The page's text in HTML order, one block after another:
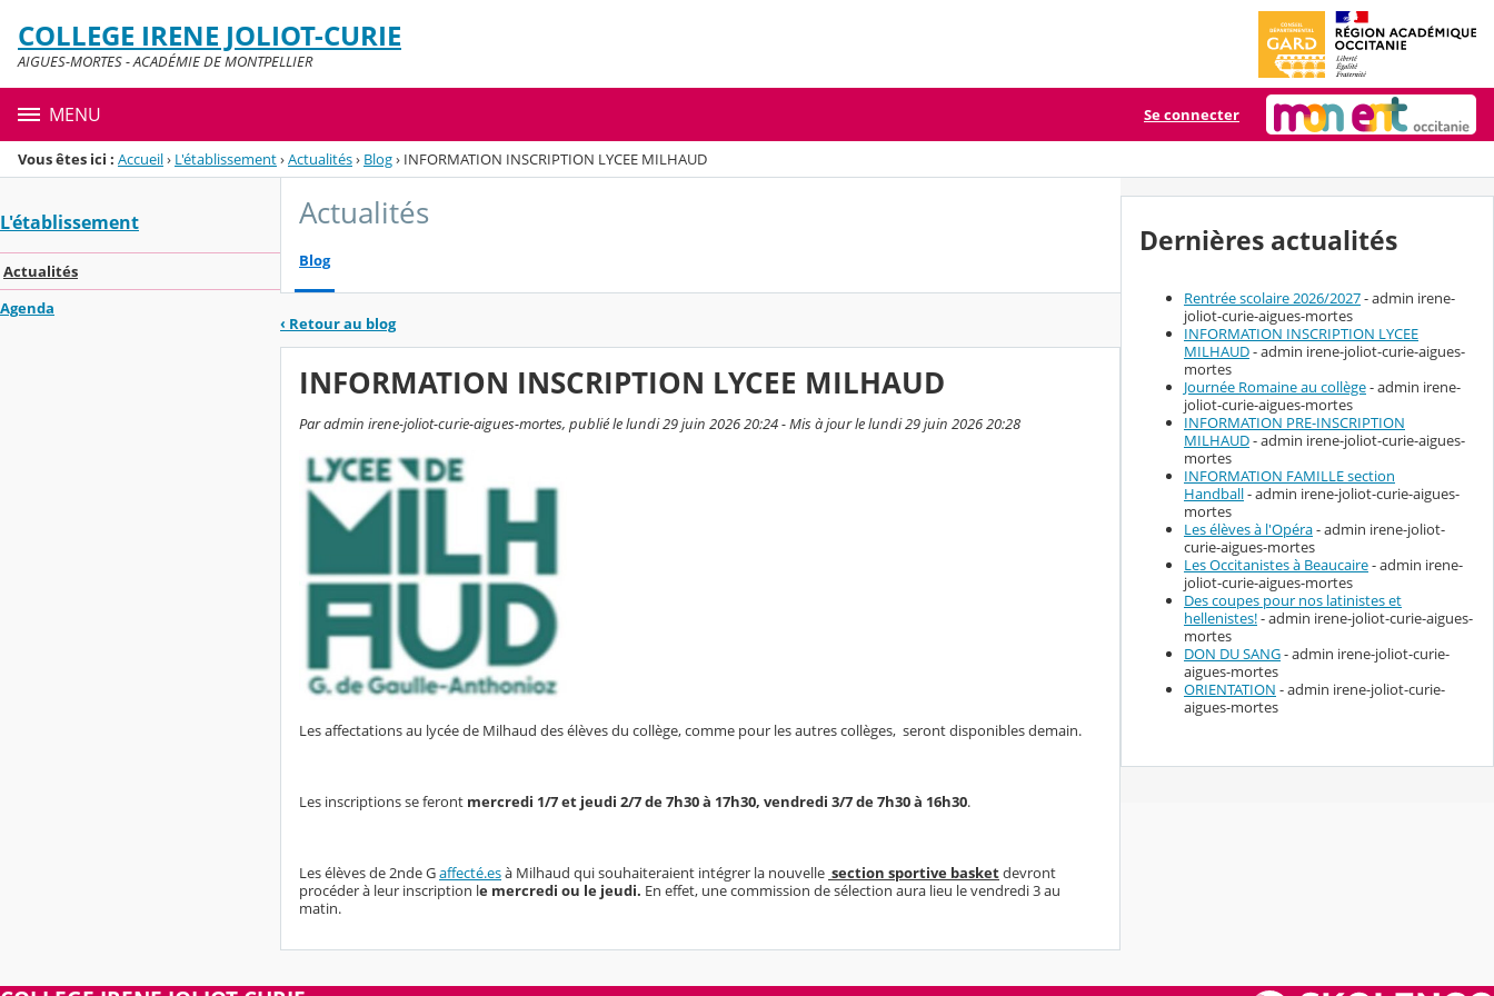
Menu de la rubrique
Contenu
COLLEGE IRENE JOLIOT-CURIE
AIGUES-MORTES - ACADÉMIE DE MONTPELLIER
MENU Se connecter
Vous êtes ici : Accueil› L'établissement›Actualités› Blog› INFORMATION INSCRIPTION LYCEE MILHAUD
L'établissement
Actualités
Agenda
Actualités
Blog
‹ Retour au blog
INFORMATION INSCRIPTION LYCEE MILHAUD
Par admin irene-joliot-curie-aigues-mortes, publié le lundi 29 juin 2026 20:24 - Mis à jour le lundi 29 juin 2026 20:28
Les affectations au lycée de Milhaud des élèves du collège, comme pour les autres collèges, seront disponibles demain.
Les inscriptions se feront mercredi 1/7 et jeudi 2/7 de 7h30 à 17h30, vendredi 3/7 de 7h30 à 16h30.
Les élèves de 2nde Gaffecté.esà Milhaud qui souhaiteraient intégrer la nouvelle section sportive basketdevront
procéder à leur inscription le mercredi ou le jeudi. En effet, une commission de sélection aura lieu le vendredi 3 au
matin.
Dernières actualités
Rentrée scolaire 2026/2027- admin irene-
joliot-curie-aigues-mortes
INFORMATION INSCRIPTION LYCEE
MILHAUD- admin irene-joliot-curie-aigues-
mortes
Journée Romaine au collège- admin irene-
joliot-curie-aigues-mortes
INFORMATION PRE-INSCRIPTION
MILHAUD- admin irene-joliot-curie-aigues-
mortes
INFORMATION FAMILLE section
Handball- admin irene-joliot-curie-aigues-
mortes
Les élèves à l'Opéra- admin irene-joliot-
curie-aigues-mortes
Les Occitanistes à Beaucaire- admin irene-
joliot-curie-aigues-mortes
Des coupes pour nos latinistes et
hellenistes!- admin irene-joliot-curie-aigues-
mortes
DON DU SANG- admin irene-joliot-curie-
aigues-mortes
ORIENTATION - admin irene-joliot-curie-
aigues-mortes